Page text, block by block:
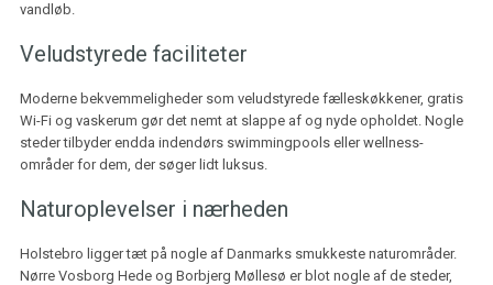
vandløb.
Veludstyrede faciliteter
Moderne bekvemmeligheder som veludstyrede fælleskøkkener, gratis
Wi-Fi og vaskerum gør det nemt at slappe af og nyde opholdet. Nogle
steder tilbyder endda indendørs swimmingpools eller wellness-
områder for dem, der søger lidt luksus.
Naturoplevelser i nærheden
Holstebro ligger tæt på nogle af Danmarks smukkeste naturområder.
Nørre Vosborg Hede og Borbjerg Møllesø er blot nogle af de steder,